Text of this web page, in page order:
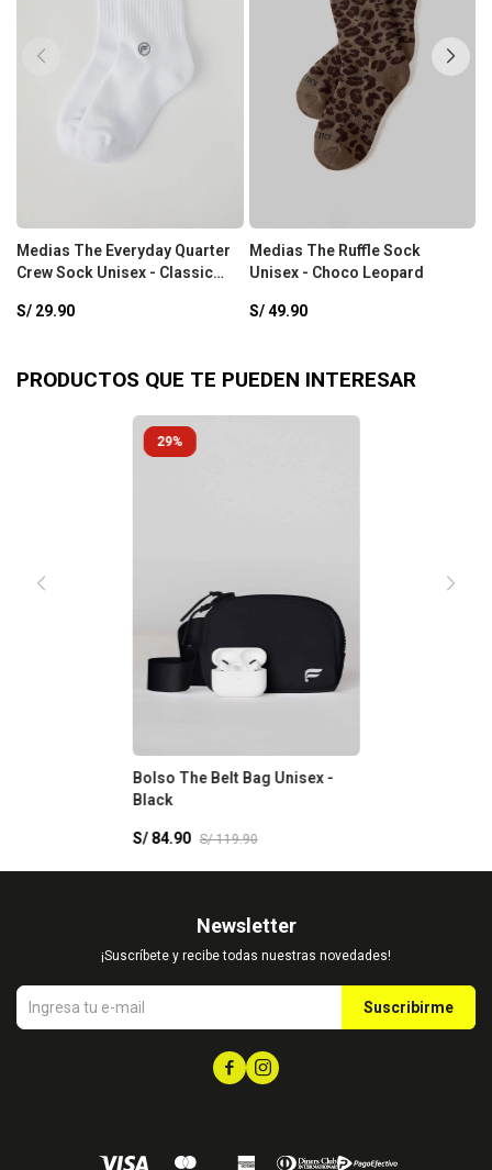
Medias The Everyday Quarter
Crew Sock Unisex - Classic
S/ 29.90
Medias The Ruffle Sock
Unisex - Choco Leopard
S/ 49.90
PRODUCTOS QUE TE PUEDEN INTERESAR
29
Bolso The Belt Bag Unisex -
Black
S/ 84.90 S/ 119.90
Newsletter
¡Suscríbete y recibe todas nuestras novedades!
Suscribirme
 